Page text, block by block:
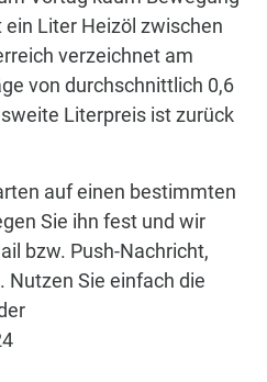
Liter Heizöl zwischen
verzeichnet am
von durchschnittlich 0,6
Literpreis ist zurück
auf einen bestimmten
Sie ihn fest und wir
bzw. Push-Nachricht,
Nutzen Sie einfach die